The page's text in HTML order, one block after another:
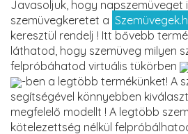
Javasoljuk, hogy napszemüveget
szemüvegkeretet a
keresztül rendelj ! Itt bővebb
láthatod, hogy szemüveg milyen
felpróbáhatod virtuális tükörben
-ben a legtöbb termékünket! A
segítségével könnyebben
megfelelő modellt ! A legtöbb
kötelezettség nélkül